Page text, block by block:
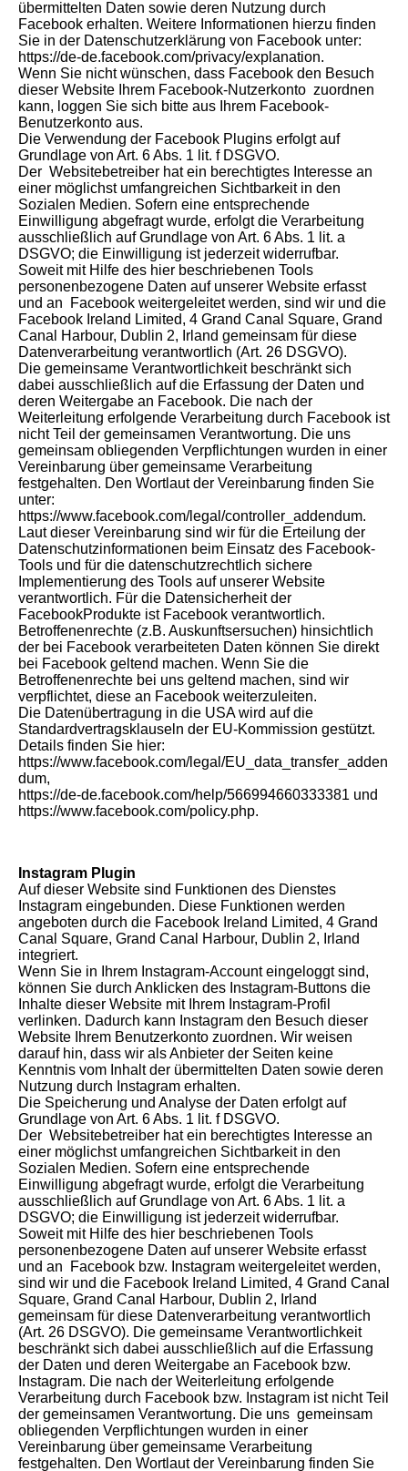
übermittelten Daten sowie deren Nutzung durch
Facebook erhalten. Weitere Informationen hierzu finden
Sie in der Datenschutzerklärung von Facebook unter:
https://de-de.facebook.com/privacy/explanation.
Wenn Sie nicht wünschen, dass Facebook den Besuch
dieser Website Ihrem Facebook-Nutzerkonto zuordnen
kann, loggen Sie sich bitte aus Ihrem Facebook-
Benutzerkonto aus.
Die Verwendung der Facebook Plugins erfolgt auf
Grundlage von Art. 6 Abs. 1 lit. f DSGVO.
Der Websitebetreiber hat ein berechtigtes Interesse an
einer möglichst umfangreichen Sichtbarkeit in den
Sozialen Medien. Sofern eine entsprechende
Einwilligung abgefragt wurde, erfolgt die Verarbeitung
ausschließlich auf Grundlage von Art. 6 Abs. 1 lit. a
DSGVO; die Einwilligung ist jederzeit widerrufbar.
Soweit mit Hilfe des hier beschriebenen Tools
personenbezogene Daten auf unserer Website erfasst
und an Facebook weitergeleitet werden, sind wir und die
Facebook Ireland Limited, 4 Grand Canal Square, Grand
Canal Harbour, Dublin 2, Irland gemeinsam für diese
Datenverarbeitung verantwortlich (Art. 26 DSGVO).
Die gemeinsame Verantwortlichkeit beschränkt sich
dabei ausschließlich auf die Erfassung der Daten und
deren Weitergabe an Facebook. Die nach der
Weiterleitung erfolgende Verarbeitung durch Facebook ist
nicht Teil der gemeinsamen Verantwortung. Die uns
gemeinsam obliegenden Verpflichtungen wurden in einer
Vereinbarung über gemeinsame Verarbeitung
festgehalten. Den Wortlaut der Vereinbarung finden Sie
unter:
https://www.facebook.com/legal/controller_addendum.
Laut dieser Vereinbarung sind wir für die Erteilung der
Datenschutzinformationen beim Einsatz des Facebook-
Tools und für die datenschutzrechtlich sichere
Implementierung des Tools auf unserer Website
verantwortlich. Für die Datensicherheit der
FacebookProdukte ist Facebook verantwortlich.
Betroffenenrechte (z.B. Auskunftsersuchen) hinsichtlich
der bei Facebook verarbeiteten Daten können Sie direkt
bei Facebook geltend machen. Wenn Sie die
Betroffenenrechte bei uns geltend machen, sind wir
verpflichtet, diese an Facebook weiterzuleiten.
Die Datenübertragung in die USA wird auf die
Standardvertragsklauseln der EU-Kommission gestützt.
Details finden Sie hier:
https://www.facebook.com/legal/EU_data_transfer_adden
dum,
https://de-de.facebook.com/help/566994660333381 und
https://www.facebook.com/policy.php.
Instagram Plugin
Auf dieser Website sind Funktionen des Dienstes
Instagram eingebunden. Diese Funktionen werden
angeboten durch die Facebook Ireland Limited, 4 Grand
Canal Square, Grand Canal Harbour, Dublin 2, Irland
integriert.
Wenn Sie in Ihrem Instagram-Account eingeloggt sind,
können Sie durch Anklicken des Instagram-Buttons die
Inhalte dieser Website mit Ihrem Instagram-Profil
verlinken. Dadurch kann Instagram den Besuch dieser
Website Ihrem Benutzerkonto zuordnen. Wir weisen
darauf hin, dass wir als Anbieter der Seiten keine
Kenntnis vom Inhalt der übermittelten Daten sowie deren
Nutzung durch Instagram erhalten.
Die Speicherung und Analyse der Daten erfolgt auf
Grundlage von Art. 6 Abs. 1 lit. f DSGVO.
Der Websitebetreiber hat ein berechtigtes Interesse an
einer möglichst umfangreichen Sichtbarkeit in den
Sozialen Medien. Sofern eine entsprechende
Einwilligung abgefragt wurde, erfolgt die Verarbeitung
ausschließlich auf Grundlage von Art. 6 Abs. 1 lit. a
DSGVO; die Einwilligung ist jederzeit widerrufbar.
Soweit mit Hilfe des hier beschriebenen Tools
personenbezogene Daten auf unserer Website erfasst
und an Facebook bzw. Instagram weitergeleitet werden,
sind wir und die Facebook Ireland Limited, 4 Grand Canal
Square, Grand Canal Harbour, Dublin 2, Irland
gemeinsam für diese Datenverarbeitung verantwortlich
(Art. 26 DSGVO). Die gemeinsame Verantwortlichkeit
beschränkt sich dabei ausschließlich auf die Erfassung
der Daten und deren Weitergabe an Facebook bzw.
Instagram. Die nach der Weiterleitung erfolgende
Verarbeitung durch Facebook bzw. Instagram ist nicht Teil
der gemeinsamen Verantwortung. Die uns gemeinsam
obliegenden Verpflichtungen wurden in einer
Vereinbarung über gemeinsame Verarbeitung
festgehalten. Den Wortlaut der Vereinbarung finden Sie